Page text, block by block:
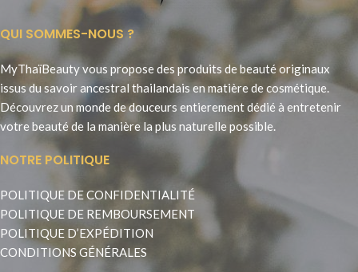
QUI SOMMES-NOUS ?
MyThaïBeauty vous propose des produits de beauté originaux
issus du savoir ancestral thailandais en matière de cosmétique.
Découvrez un monde de douceurs entierement dédié à entretenir
votre beauté de la manière la plus naturelle possible.
NOTRE POLITIQUE
POLITIQUE DE CONFIDENTIALITÉ
POLITIQUE DE REMBOURSEMENT
POLITIQUE D’EXPÉDITION
CONDITIONS GÉNÉRALES